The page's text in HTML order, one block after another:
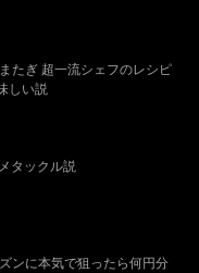
たぎ 超一流シェフのレシピ
しい説
タックル説
ンに本気で狙ったら何円分